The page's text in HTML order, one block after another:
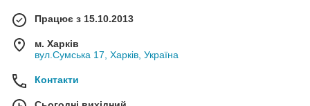
Працює з 15.10.2013
м. Харків
вул.Сумська 17, Харків, Україна
Контакти